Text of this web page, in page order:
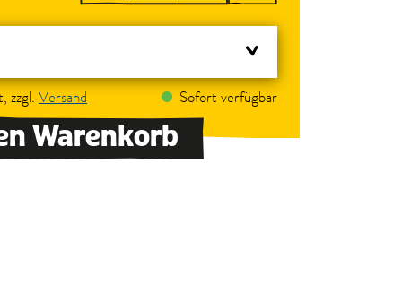
zzgl. Versand Sofort verfügbar
Warenkorb